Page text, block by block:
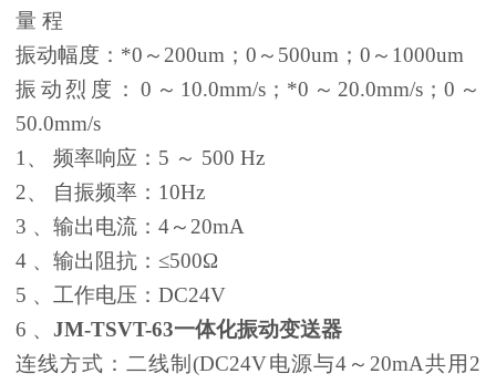
量 程
振动幅度：*0～200um；0～500um；0～1000um
振动烈度：0～10.0mm/s；*0～20.0mm/s；0～
50.0mm/s
1、 频率响应：5 ～ 500 Hz
2、 自振频率：10Hz
3 、输出电流：4～20mA
4 、输出阻抗：≤500Ω
5 、工作电压：DC24V
6 、JM-TSVT-63一体化振动变送器
连线方式：二线制(DC24V电源与4～20mA共用2